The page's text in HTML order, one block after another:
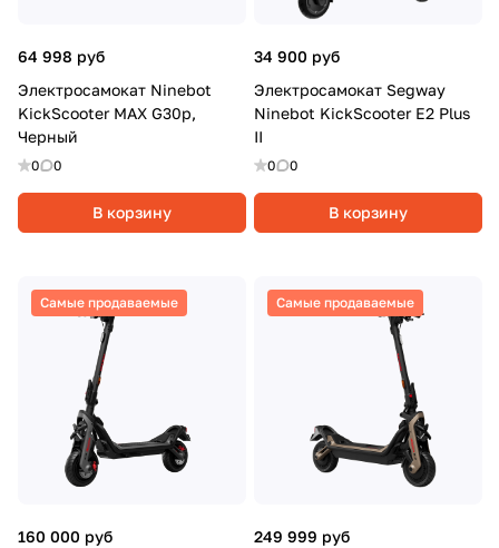
64 998 руб
Электросамокат Ninebot
KickScooter MAX G30p,
Черный
0 0
В корзину
34 900 руб
Электросамокат Segway
Ninebot KickScooter E2 Plus
II
0 0
В корзину
Самые продаваемые
160 000 руб
Самые продаваемые
249 999 руб